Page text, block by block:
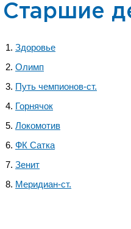
Старшие
Здоровье
Олимп
Путь чемпионов-ст.
Горнячок
Локомотив
ФК Сатка
Зенит
Меридиан-ст.